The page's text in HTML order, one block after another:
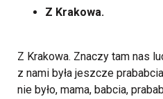
Z Krakowa.
Z Krakowa. Znaczy tam nas
z nami była jeszcze
nie było, mama, babcia,